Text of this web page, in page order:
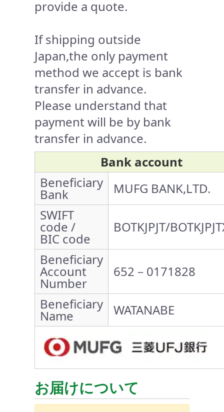
provide a quote.
If shipping outside
Japan,the only payment
method we accept is bank
transfer in advance.
Please understand that
payment will be by bank
transfer in advance.
Bank account
Beneficiary
Bank
MUFG BANK,LTD.
SWIFT
code /
BIC code
BOTKJPJT/
Beneficiary
Account
Number
652－0171828
Beneficiary
Name WATANABE
お届けについて